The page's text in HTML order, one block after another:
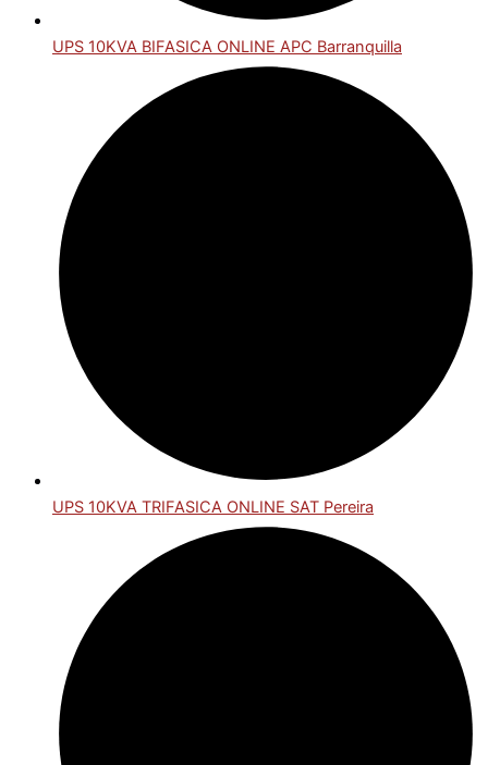
UPS 10KVA BIFASICA ONLINE APC Barranquilla
UPS 10KVA TRIFASICA ONLINE SAT Pereira